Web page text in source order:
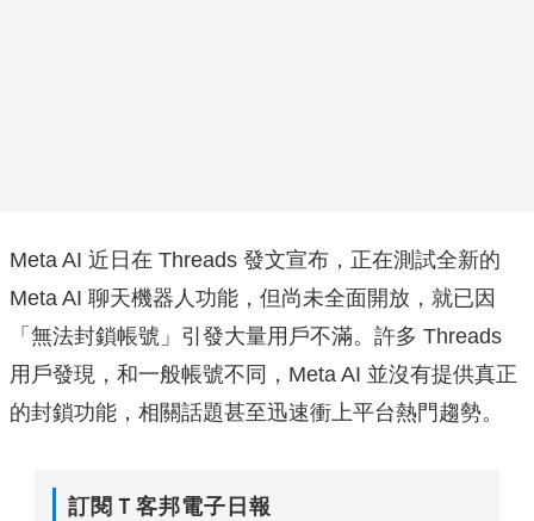
Meta AI 近日在 Threads 發文宣布，正在測試全新的
Meta AI 聊天機器人功能，但尚未全面開放，就已因
「無法封鎖帳號」引發大量用戶不滿。許多 Threads
用戶發現，和一般帳號不同，Meta AI 並沒有提供真正
的封鎖功能，相關話題甚至迅速衝上平台熱門趨勢。
訂閱Ｔ客邦電子日報